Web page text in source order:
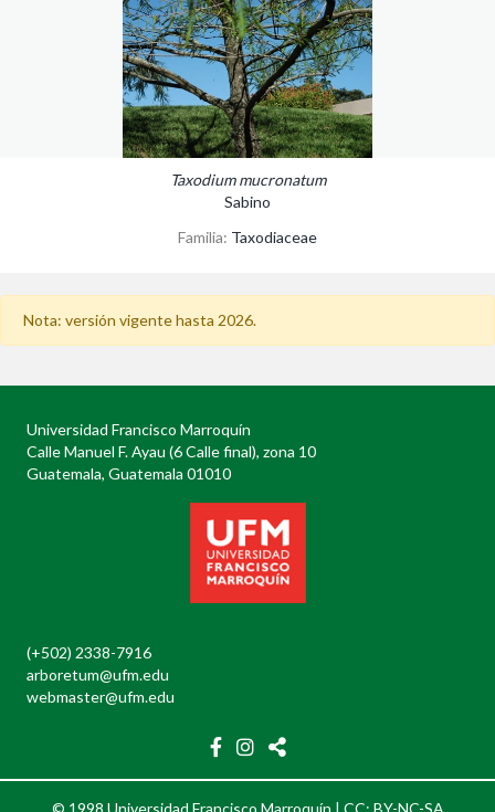
Taxodium mucronatum
Sabino
Familia: Taxodiaceae
Nota: versión vigente hasta 2026.
Universidad Francisco Marroquín
Calle Manuel F. Ayau (6 Calle final), zona 10
Guatemala, Guatemala 01010
(+502) 2338-7916
arboretum@ufm.edu
webmaster@ufm.edu